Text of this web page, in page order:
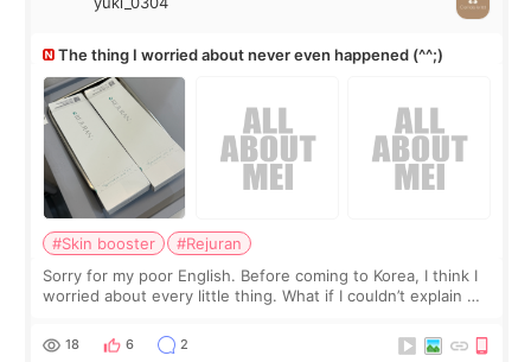
The thing I worried about never even happened (^^;)
#Skin booster
#Rejuran
Sorry for my poor English. Before coming to Korea, I think I
worried about every little thing. What if I couldn’t explain my
painful than I imagi
18 6 2